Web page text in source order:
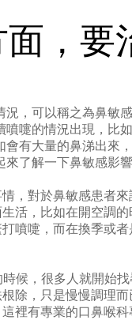
，要
況，可以稱之為鼻敏
噴嚏的情況出現，比
會有大量的鼻涕出來
來了解一下鼻敏感影
，對於鼻敏感患者來
活，比如在開空調的
噴嚏，而在換季或者
時候，很多人就開始
除，只是慢慢調理而
裡有專業的口鼻喉科